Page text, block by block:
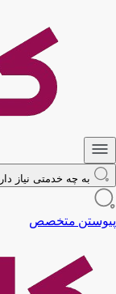
به چه خدمتی نیاز
پیوستن متخصص